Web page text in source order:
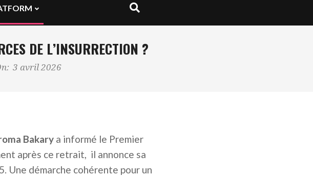
Search
DE L’INSURRECTION ?
3 avril 2026
Bakary a informé le Premier
après ce retrait, il annonce sa
démarche cohérente pour un